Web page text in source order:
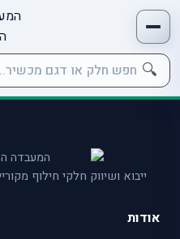
🔍
ייבוא ושיווק חלקי חילוף
אודות